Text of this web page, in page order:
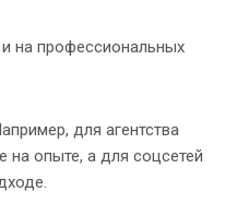
на профессиональных
для агентства
на опыте, а для соцсетей